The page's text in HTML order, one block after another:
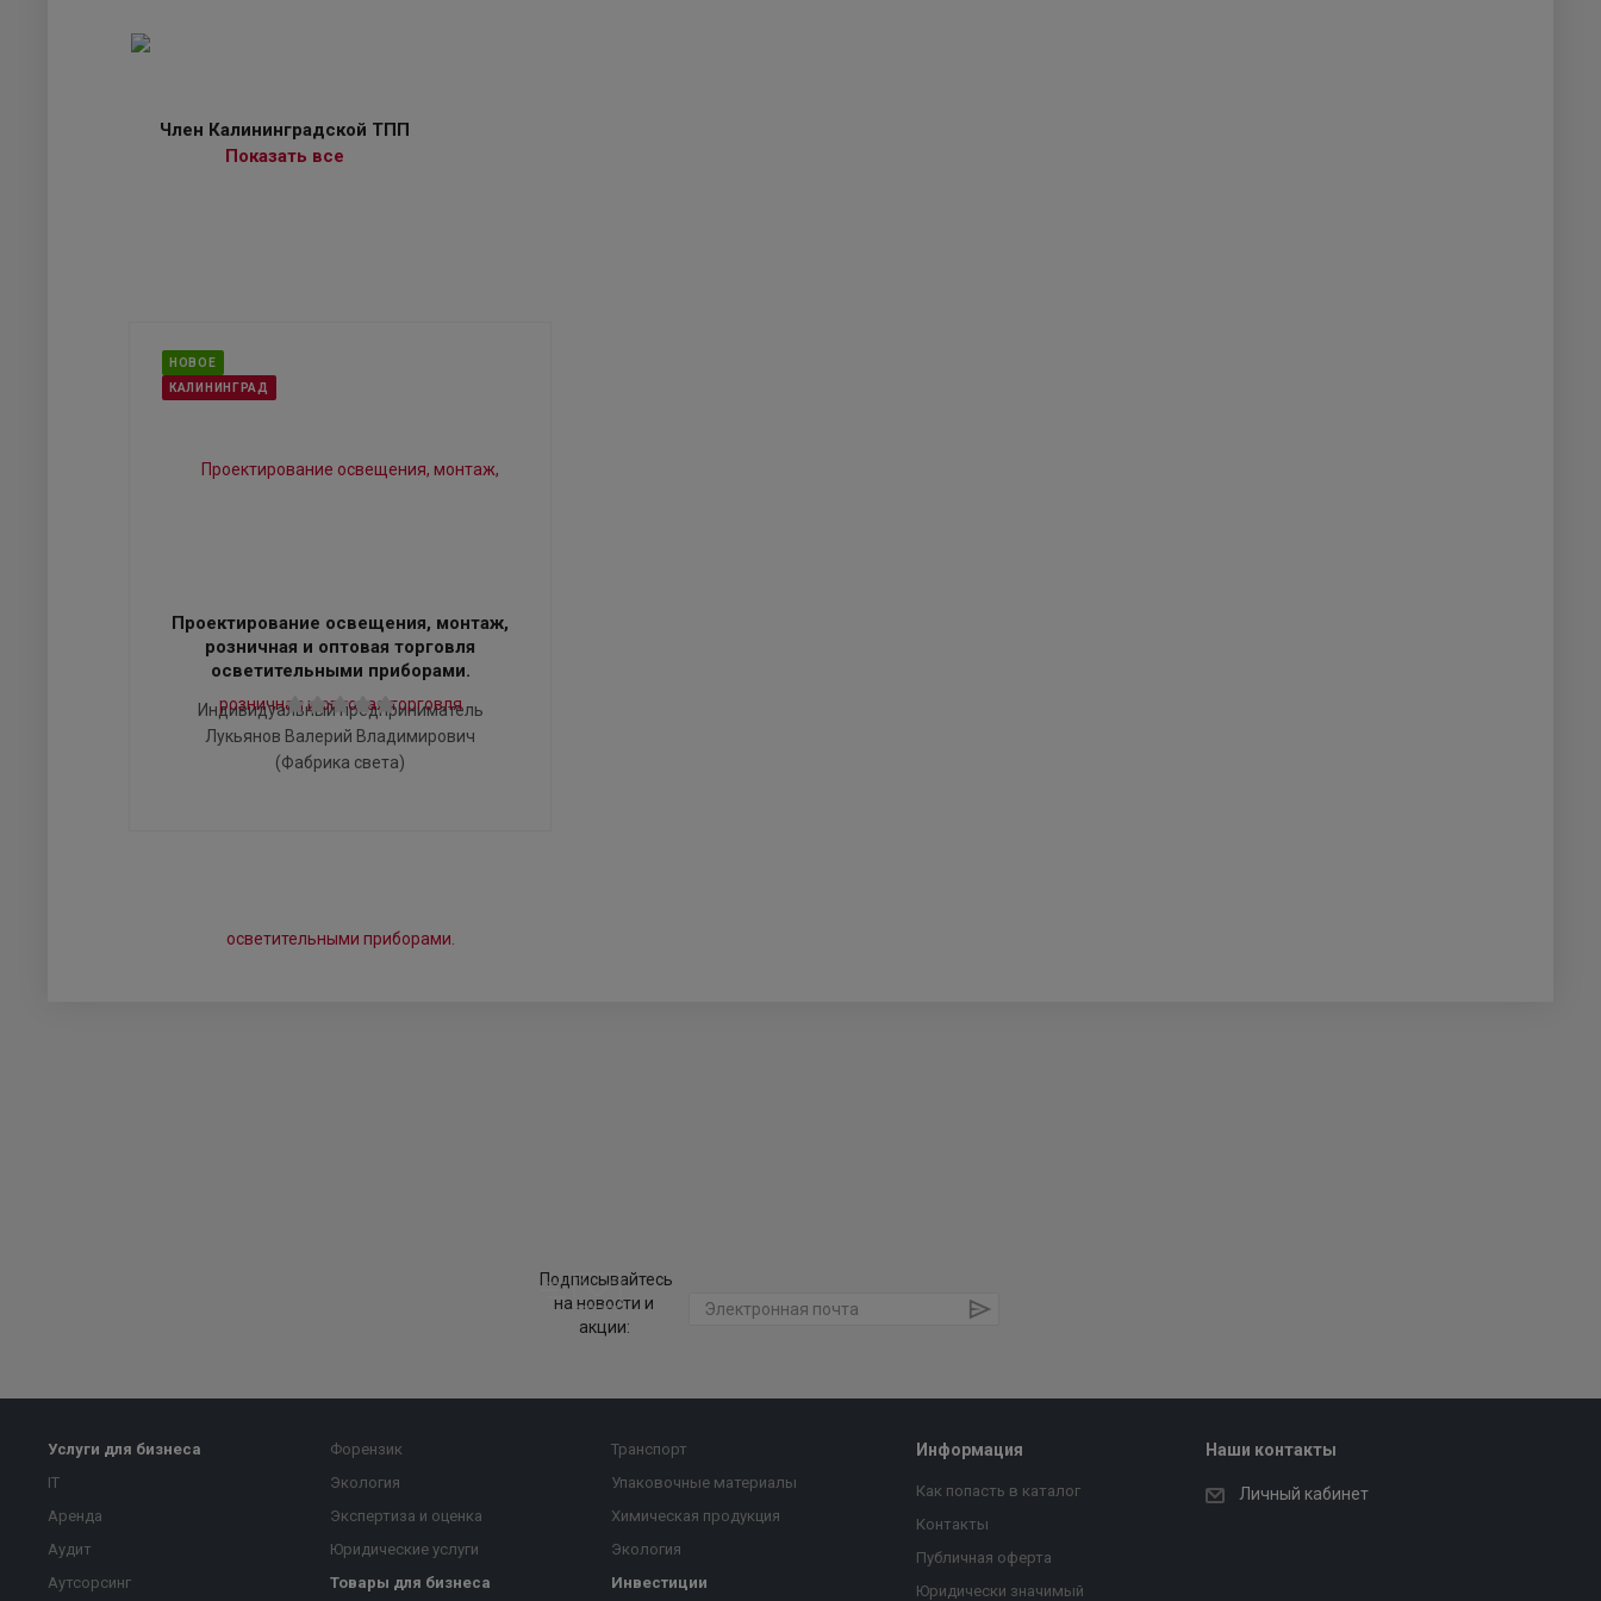
Член Калининградской ТПП
Показать все
НОВОЕ
КАЛИНИНГРАД
Проектирование освещения, монтаж,
розничная и оптовая торговля
осветительными приборами.
Индивидуальный предприниматель
Лукьянов Валерий Владимирович
(Фабрика света)
Подписывайтесь
на новости и
акции:
Услуги для бизнеса
IT
Аренда
Аудит
Аутсорсинг
Форензик
Экология
Экспертиза и оценка
Юридические услуги
Товары для бизнеса
Транспорт
Упаковочные материалы
Химическая продукция
Экология
Инвестиции
Информация
Как попасть в каталог
Контакты
Публичная оферта
Юридически значимый
Наши контакты
Личный кабинет